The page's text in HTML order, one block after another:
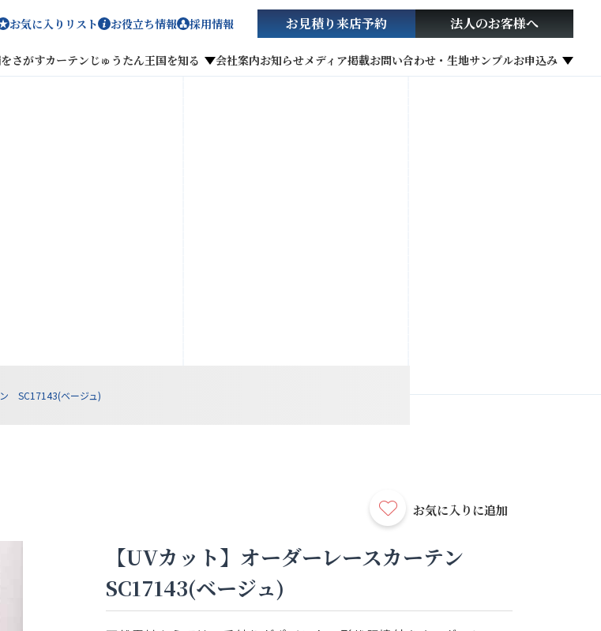
お気に入りリスト お役立ち情報 採用情報
さがすカーテンじゅうたん王国を知る 会社案内お知らせメディア掲載お問い合わせ・生地サンプルお申込み
お見積り来店予約 法人のお客様へ
ン SC17143(ベージュ)
お気に入りに追加
【UVカット】オーダーレースカーテン
SC17143(ベージュ)